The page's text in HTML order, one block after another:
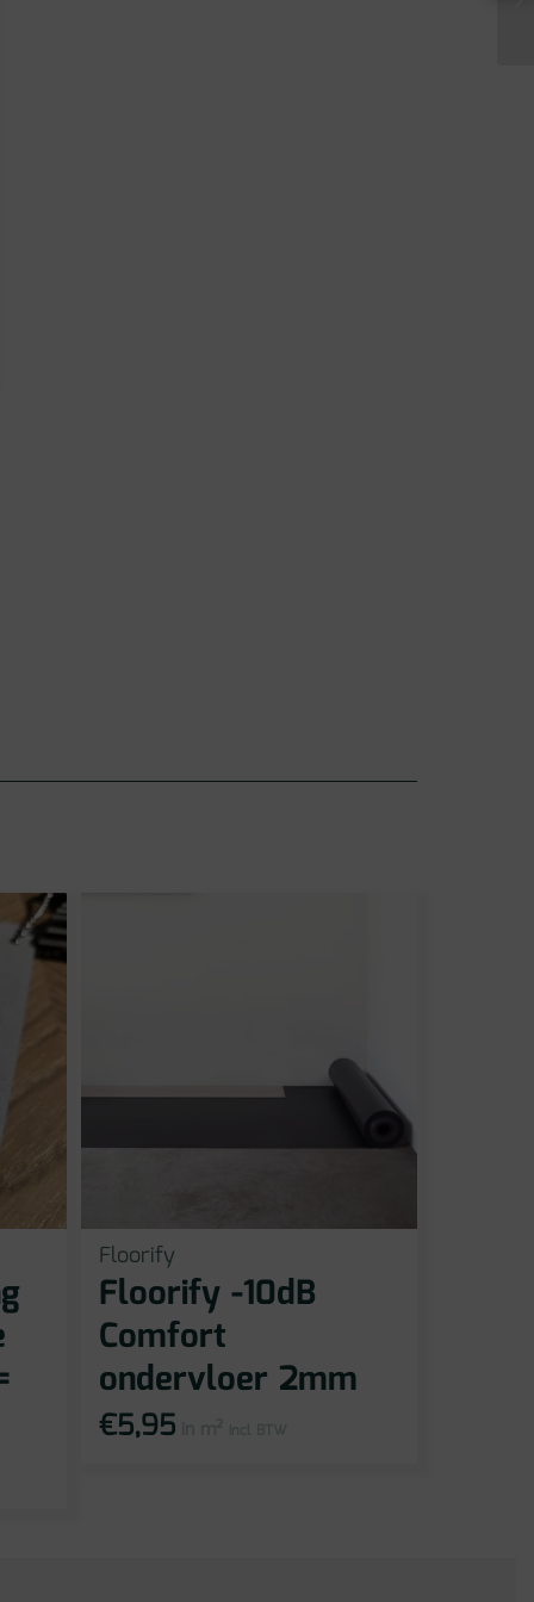
Floorify
Floorify -10dB
Comfort
ondervloer 2mm
€5,95in m²